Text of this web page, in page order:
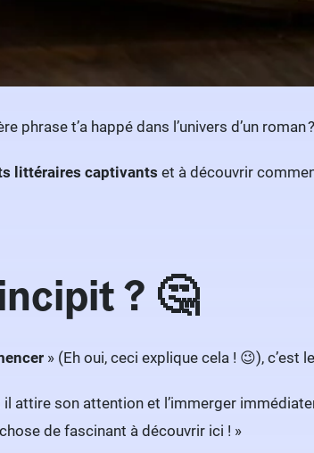
phrase t’a happé dans l’univers d’un roman
littéraires captivants et à découvrir
? 🤔
» (Eh oui, ceci explique cela ! 😉), c’est
il attire son attention et l’immerger
de fascinant à découvrir ici ! »